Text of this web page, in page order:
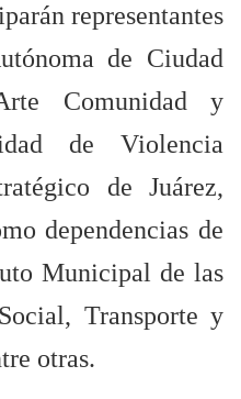
representantes
de Ciudad
Comunidad y
de Violencia
de Juárez,
dependencias de
Municipal de las
Transporte y
otras.